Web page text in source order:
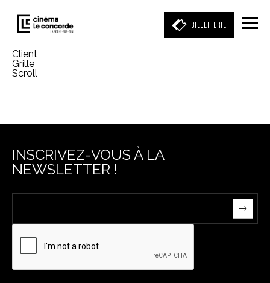
BILLETTERIE
Client
Grille
Scroll
INSCRIVEZ-VOUS À LA
NEWSLETTER !